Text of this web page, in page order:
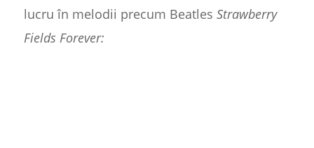
lucru în melodii precum Beatles Strawberry
Fields Forever: